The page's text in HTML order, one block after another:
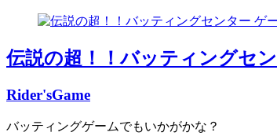
伝説の超！！バッティングセ
Rider'sGame
バッティングゲームでもいかがかな？